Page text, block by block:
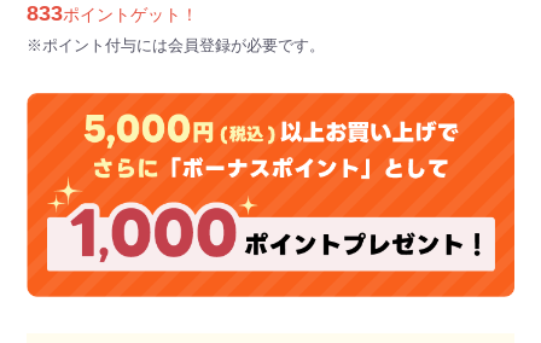
833ポイントゲット！
※ポイント付与には会員登録が必要です。